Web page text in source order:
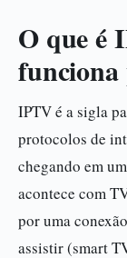
O que é
IPTV é a sigla
protocolos de
chegando em
acontece com
por uma
assistir (smart